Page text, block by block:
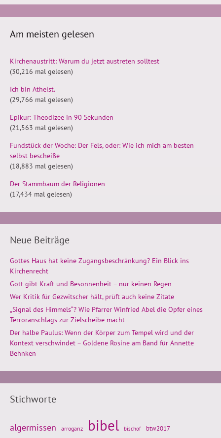
Am meisten gelesen
Kirchenaustritt: Warum du jetzt austreten solltest
(30,216 mal gelesen)
Ich bin Atheist.
(29,766 mal gelesen)
Epikur: Theodizee in 90 Sekunden
(21,563 mal gelesen)
Fundstück der Woche: Der Fels, oder: Wie ich mich am besten
selbst bescheiße
(18,883 mal gelesen)
Der Stammbaum der Religionen
(17,434 mal gelesen)
Neue Beiträge
Gottes Haus hat keine Zugangsbeschränkung? Ein Blick ins
Kirchenrecht
Gott gibt Kraft und Besonnenheit – nur keinen Regen
Wer Kritik für Gezwitscher hält, prüft auch keine Zitate
„Signal des Himmels“? Wie Pfarrer Winfried Abel die Opfer eines
Terroranschlags zur Zielscheibe macht
Der halbe Paulus: Wenn der Körper zum Tempel wird und der
Kontext verschwindet – Goldene Rosine am Band für Annette
Behnken
Stichworte
algermissen arroganz bibel bischof btw2017